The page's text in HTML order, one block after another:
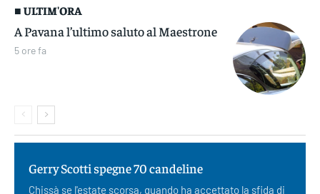
■ ULTIM'ORA
A Pavana l’ultimo saluto al Maestrone
5 ore fa
Gerry Scotti spegne 70 candeline
Chissà se l'estate scorsa, quando ha accettato la sfida di